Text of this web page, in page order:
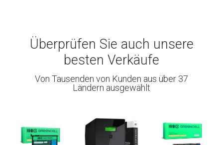
Überprüfen Sie auch unsere
besten Verkäufe
Von Tausenden von Kunden aus über 37
Ländern ausgewählt